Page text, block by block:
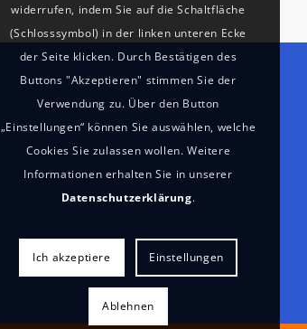
widerrufen, indem Sie auf die Schaltfläche
(Schlosssymbol) in der linken unteren Ecke
der Seite klicken. Durch Bestätigen des
Buttons "Akzeptieren" stimmen Sie der
Verwendung zu. Über den Button
„Einstellungen“ können Sie auswählen, welche
Cookies Sie zulassen wollen. Weitere
Informationen erhalten Sie in unserer
Datenschutzerklärung.
Ich akzeptiere Einstellungen
Ablehnen